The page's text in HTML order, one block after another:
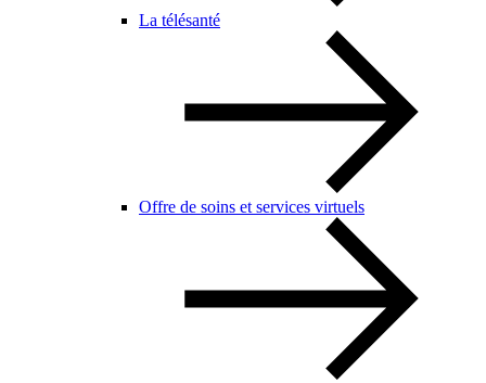
La télésanté
Offre de soins et services virtuels